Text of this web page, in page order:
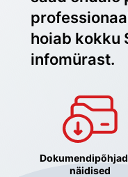
hoiab kokku
infomürast.
näidised